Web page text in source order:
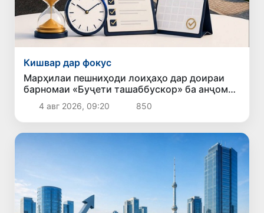
Кишвар дар фокус
Марҳилаи пешниҳоди лоиҳаҳо дар доираи
барномаи «Буҷети ташаббускор» ба анҷом
4 авг 2026, 09:20 850